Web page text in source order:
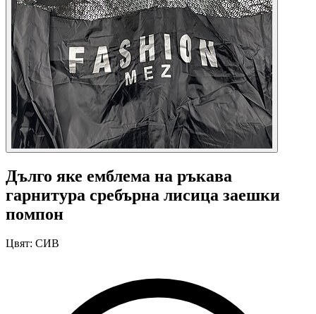
Дълго яке емблема на ръкава
гарнитура сребърна лисица заешки
помпон
Цвят: СИВ